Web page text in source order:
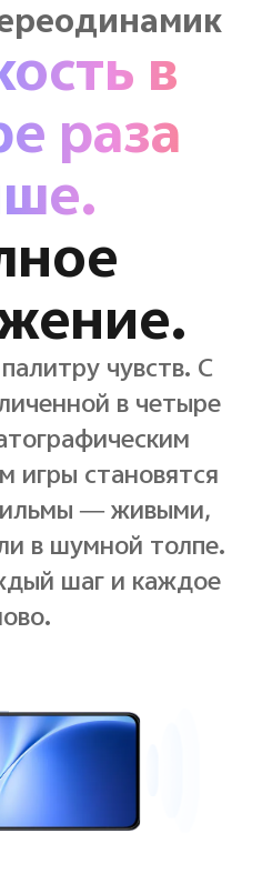
в
раза
чувств. С
в четыре
игры становятся
— живыми,
в шумной толпе.
шаг и каждое